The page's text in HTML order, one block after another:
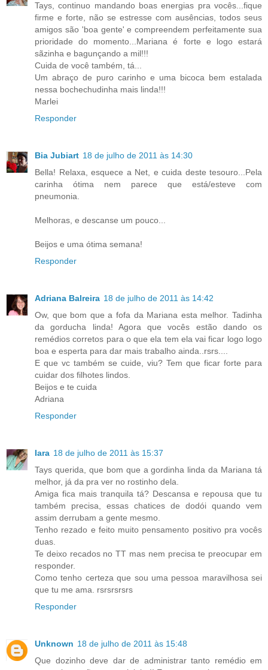
Tays, continuo mandando boas energias pra vocês...fique
firme e forte, não se estresse com ausências, todos seus
amigos são 'boa gente' e compreendem perfeitamente sua
prioridade do momento...Mariana é forte e logo estará
sãzinha e bagunçando a mil!!!
Cuida de você também, tá...
Um abraço de puro carinho e uma bicoca bem estalada
nessa bochechudinha mais linda!!!
Marlei
Responder
Bia Jubiart 18 de julho de 2011 às 14:30
Bella! Relaxa, esquece a Net, e cuida deste tesouro...Pela
carinha ótima nem parece que está/esteve com
pneumonia.
Melhoras, e descanse um pouco...
Beijos e uma ótima semana!
Responder
Adriana Balreira 18 de julho de 2011 às 14:42
Ow, que bom que a fofa da Mariana esta melhor. Tadinha
da gorducha linda! Agora que vocês estão dando os
remédios corretos para o que ela tem ela vai ficar logo logo
boa e esperta para dar mais trabalho ainda..rsrs....
E que vc também se cuide, viu? Tem que ficar forte para
cuidar dos filhotes lindos.
Beijos e te cuida
Adriana
Responder
Iara 18 de julho de 2011 às 15:37
Tays querida, que bom que a gordinha linda da Mariana tá
melhor, já da pra ver no rostinho dela.
Amiga fica mais tranquila tá? Descansa e repousa que tu
também precisa, essas chatices de dodói quando vem
assim derrubam a gente mesmo.
Tenho rezado e feito muito pensamento positivo pra vocês
duas.
Te deixo recados no TT mas nem precisa te preocupar em
responder.
Como tenho certeza que sou uma pessoa maravilhosa sei
que tu me ama. rsrsrsrsrs
Responder
Unknown 18 de julho de 2011 às 15:48
Que dozinho deve dar de administrar tanto remédio em